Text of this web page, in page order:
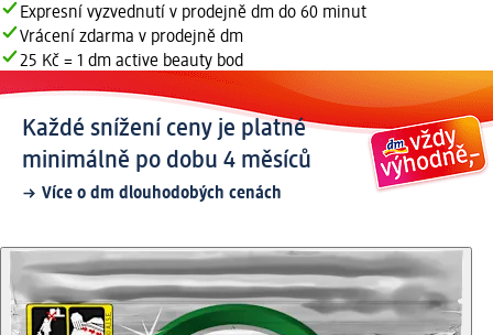
Expresní vyzvednutí v prodejně dm do 60 minut
Vrácení zdarma v prodejně dm
25 Kč = 1 dm active beauty bod
Každé snížení ceny je platné
minimálně po dobu 4 měsíců
Více o dm dlouhodobých cenách